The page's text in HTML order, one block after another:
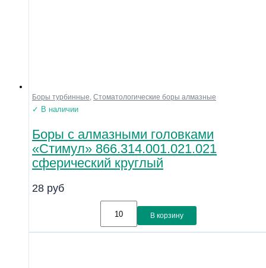
Боры турбинные, Стоматологические боры алмазные
✓ В наличии
Боры с алмазными головками
«Стимул» 866.314.001.021.021
сферический круглый
28 руб
В корзину